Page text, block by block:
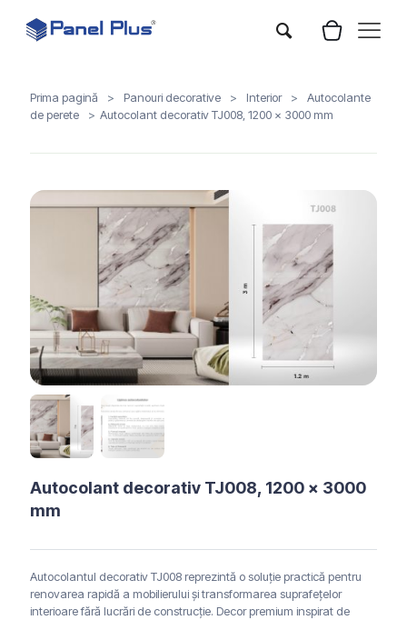
Prima pagină > Panouri decorative > Interior >
Autocolante
de perete
> Autocolant decorativ TJ008, 1200 x 3000 mm
Autocolant decorativ TJ008, 1200 x 3000
mm
Autocolantul decorativ TJ008 reprezintă o soluție practică pentru
renovarea rapidă a mobilierului și transformarea suprafețelor
interioare fără lucrări de construcție. Decor premium inspirat de